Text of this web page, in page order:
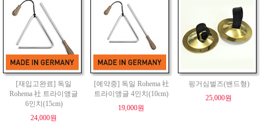
[재입고완료] 독일
Rohema 社 트라이앵글
6인치(15cm)
24,000원
[예약중] 독일 Rohema 社
트라이앵글 4인치(10cm)
19,000원
핑거심벌즈(밴드형)
25,000원